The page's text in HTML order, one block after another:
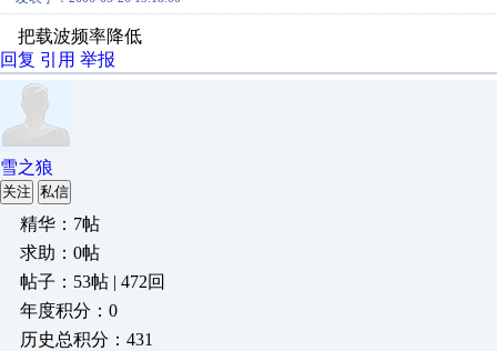
把载波频率降低
回复 引用 举报
雪之狼
关注 私信
精华：7帖
求助：0帖
帖子：53帖 | 472回
年度积分：0
历史总积分：431